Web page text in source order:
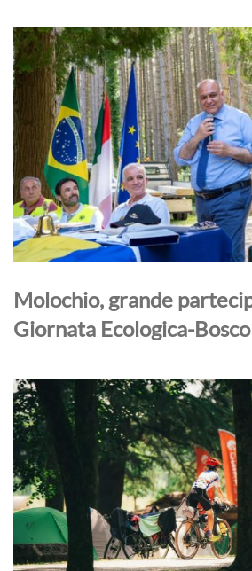
Molochio, grande
Giornata Ecologica-